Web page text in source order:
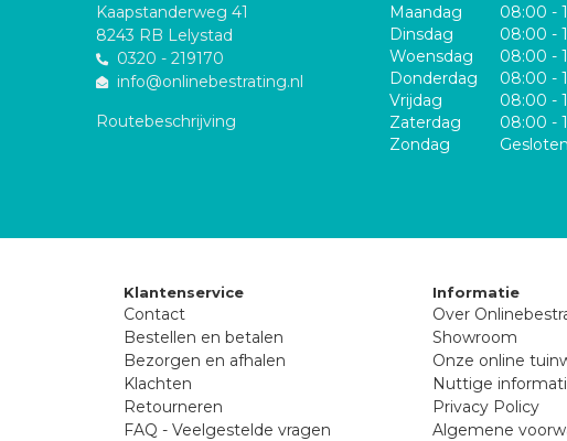
Kaapstanderweg 41
8243 RB Lelystad
0320 - 219170
info@onlinebestrating.nl
Routebeschrijving
Maandag
08:00 -
Dinsdag
08:00 -
Woensdag
08:00 -
Donderdag
08:00 -
Vrijdag
08:00 -
Zaterdag
08:00 -
Zondag
Gesloten
Klantenservice
Contact
Bestellen en betalen
Bezorgen en afhalen
Klachten
Retourneren
FAQ - Veelgestelde vragen
Informatie
Over
Showroom
Onze online
Nuttige
Privacy Policy
Algemene